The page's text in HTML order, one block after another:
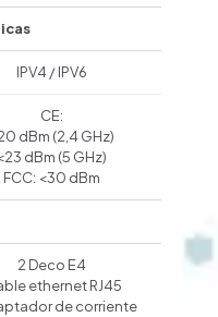
IPV4 / IPV6
CE:
dBm (2,4 GHz)
dBm (5 GHz)
FCC: <30 dBm
2 Deco E4
ethernet RJ45
de corriente